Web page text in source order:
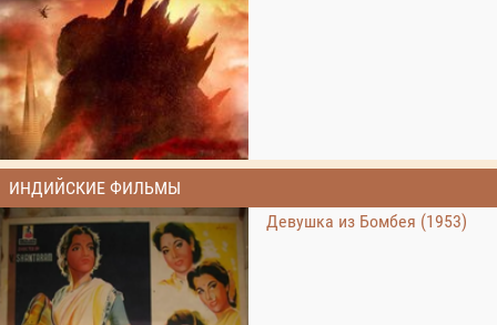
ИНДИЙСКИЕ ФИЛЬМЫ
Девушка из Бомбея (1953)